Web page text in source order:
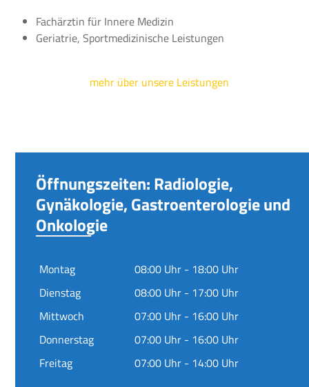
Fachärztin für Innere Medizin
Geriatrie, Sportmedizinische Leistungen
mehr über unsere Leistungen
Öffnungszeiten: Radiologie,
Gynäkologie, Gastroenterologie und
Onkologie
Montag
08:00 Uhr - 18:00 Uhr
Dienstag
08:00 Uhr - 17:00 Uhr
Mittwoch
07:00 Uhr - 16:00 Uhr
Donnerstag
07:00 Uhr - 16:00 Uhr
Freitag
07:00 Uhr - 14:00 Uhr